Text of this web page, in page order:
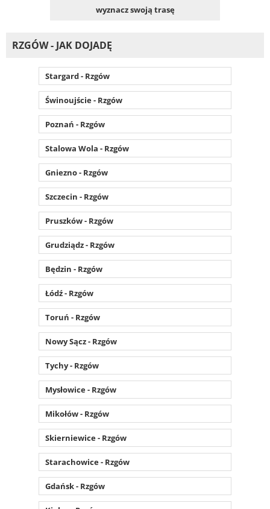
wyznacz swoją trasę
RZGÓW - JAK DOJADĘ
Stargard - Rzgów
Świnoujście - Rzgów
Poznań - Rzgów
Stalowa Wola - Rzgów
Gniezno - Rzgów
Szczecin - Rzgów
Pruszków - Rzgów
Grudziądz - Rzgów
Będzin - Rzgów
Łódź - Rzgów
Toruń - Rzgów
Nowy Sącz - Rzgów
Tychy - Rzgów
Mysłowice - Rzgów
Mikołów - Rzgów
Skierniewice - Rzgów
Starachowice - Rzgów
Gdańsk - Rzgów